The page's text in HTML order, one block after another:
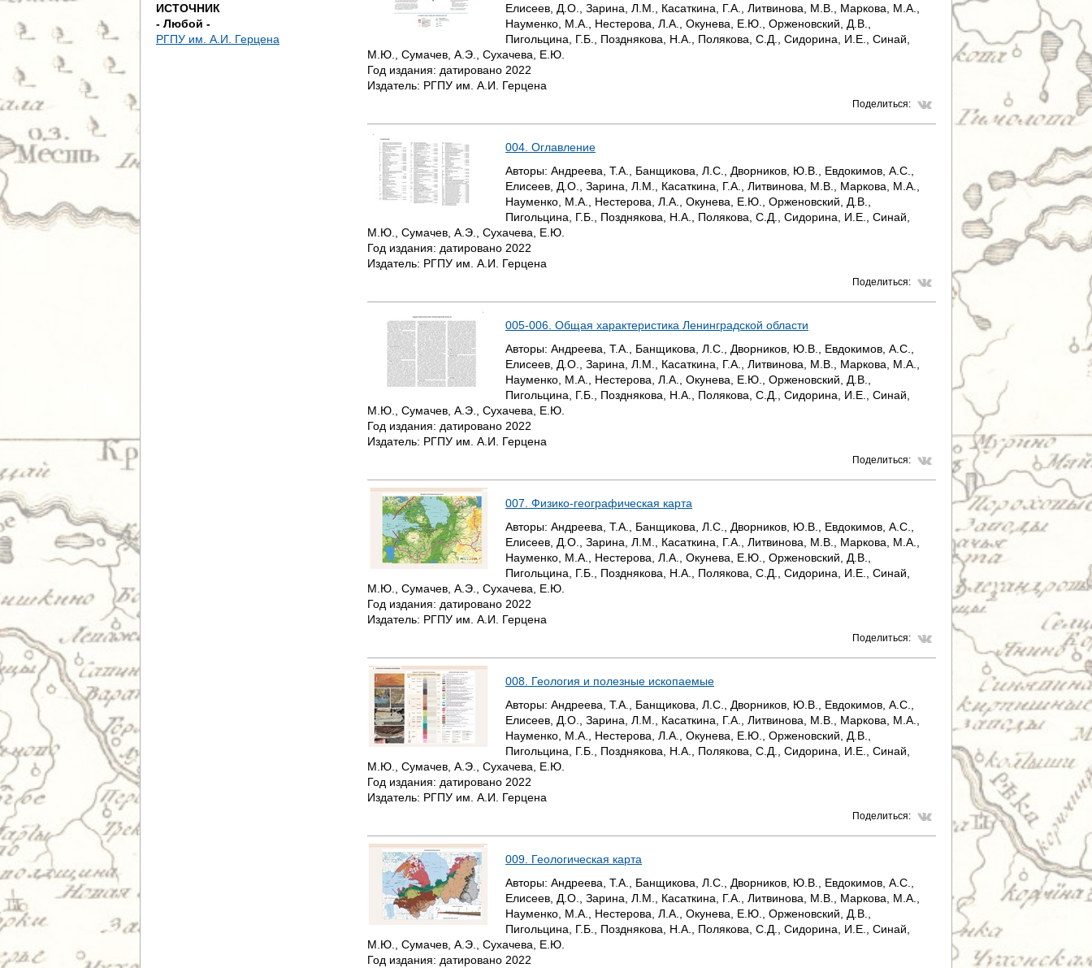
ИСТОЧНИК
- Любой -
РГПУ им. А.И. Герцена
Елисеев, Д.О., Зарина, Л.М., Касаткина, Г.А., Литвинова, М.В., Маркова, М.А.,
Науменко, М.А., Нестерова, Л.А., Окунева, Е.Ю., Орженовский, Д.В.,
Пигольцина, Г.Б., Позднякова, Н.А., Полякова, С.Д., Сидорина, И.Е., Синай,
М.Ю., Сумачев, А.Э., Сухачева, Е.Ю.
Год издания: датировано 2022
Издатель: РГПУ им. А.И. Герцена
Поделиться:
004. Оглавление
Авторы: Андреева, Т.А., Банщикова, Л.С., Дворников, Ю.В., Евдокимов, А.С.,
Елисеев, Д.О., Зарина, Л.М., Касаткина, Г.А., Литвинова, М.В., Маркова, М.А.,
Науменко, М.А., Нестерова, Л.А., Окунева, Е.Ю., Орженовский, Д.В.,
Пигольцина, Г.Б., Позднякова, Н.А., Полякова, С.Д., Сидорина, И.Е., Синай,
М.Ю., Сумачев, А.Э., Сухачева, Е.Ю.
Год издания: датировано 2022
Издатель: РГПУ им. А.И. Герцена
Поделиться:
005-006. Общая характеристика Ленинградской области
Авторы: Андреева, Т.А., Банщикова, Л.С., Дворников, Ю.В., Евдокимов, А.С.,
Елисеев, Д.О., Зарина, Л.М., Касаткина, Г.А., Литвинова, М.В., Маркова, М.А.,
Науменко, М.А., Нестерова, Л.А., Окунева, Е.Ю., Орженовский, Д.В.,
Пигольцина, Г.Б., Позднякова, Н.А., Полякова, С.Д., Сидорина, И.Е., Синай,
М.Ю., Сумачев, А.Э., Сухачева, Е.Ю.
Год издания: датировано 2022
Издатель: РГПУ им. А.И. Герцена
Поделиться:
007. Физико-географическая карта
Авторы: Андреева, Т.А., Банщикова, Л.С., Дворников, Ю.В., Евдокимов, А.С.,
Елисеев, Д.О., Зарина, Л.М., Касаткина, Г.А., Литвинова, М.В., Маркова, М.А.,
Науменко, М.А., Нестерова, Л.А., Окунева, Е.Ю., Орженовский, Д.В.,
Пигольцина, Г.Б., Позднякова, Н.А., Полякова, С.Д., Сидорина, И.Е., Синай,
М.Ю., Сумачев, А.Э., Сухачева, Е.Ю.
Год издания: датировано 2022
Издатель: РГПУ им. А.И. Герцена
Поделиться:
008. Геология и полезные ископаемые
Авторы: Андреева, Т.А., Банщикова, Л.С., Дворников, Ю.В., Евдокимов, А.С.,
Елисеев, Д.О., Зарина, Л.М., Касаткина, Г.А., Литвинова, М.В., Маркова, М.А.,
Науменко, М.А., Нестерова, Л.А., Окунева, Е.Ю., Орженовский, Д.В.,
Пигольцина, Г.Б., Позднякова, Н.А., Полякова, С.Д., Сидорина, И.Е., Синай,
М.Ю., Сумачев, А.Э., Сухачева, Е.Ю.
Год издания: датировано 2022
Издатель: РГПУ им. А.И. Герцена
Поделиться:
009. Геологическая карта
Авторы: Андреева, Т.А., Банщикова, Л.С., Дворников, Ю.В., Евдокимов, А.С.,
Елисеев, Д.О., Зарина, Л.М., Касаткина, Г.А., Литвинова, М.В., Маркова, М.А.,
Науменко, М.А., Нестерова, Л.А., Окунева, Е.Ю., Орженовский, Д.В.,
Пигольцина, Г.Б., Позднякова, Н.А., Полякова, С.Д., Сидорина, И.Е., Синай,
М.Ю., Сумачев, А.Э., Сухачева, Е.Ю.
Год издания: датировано 2022